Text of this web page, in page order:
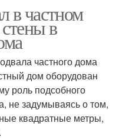
в частном
в
частного дома
дом оборудован
роль подсобного
не задумываясь о том,
квадратные метры,